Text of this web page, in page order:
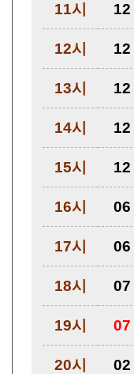
11시 12
12시 12
13시 12
14시 12
15시 12
16시 06
17시 06
18시 07
19시 07
20시 02